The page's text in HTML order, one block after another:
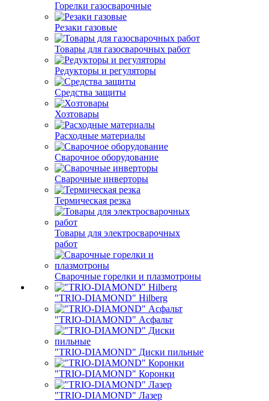
Горелки газосварочные
Резаки газовые
Товары для газосварочных работ
Редукторы и регуляторы
Средства защиты
Хозтовары
Расходные материалы
Сварочное оборудование
Сварочные инверторы
Термическая резка
Товары для электросварочных
работ
Сварочные горелки и плазмотроны
"TRIO-DIAMOND" Hilberg
"TRIO-DIAMOND" Асфальт
"TRIO-DIAMOND" Диски пильные
"TRIO-DIAMOND" Коронки
"TRIO-DIAMOND" Лазер